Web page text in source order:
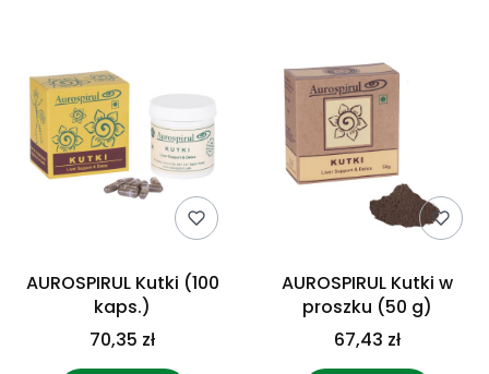
AUROSPIRUL Kutki (100
kaps.)
70,35 zł
AUROSPIRUL Kutki w
proszku (50 g)
67,43 zł